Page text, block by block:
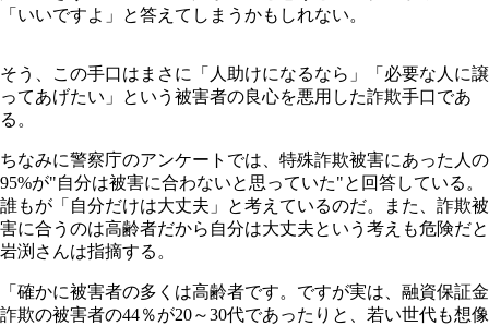
「いいですよ」と答えてしまうかもしれない。
そう、この手口はまさに「人助けになるなら」「必要な人に譲
ってあげたい」という被害者の良心を悪用した詐欺手口であ
る。
ちなみに警察庁のアンケートでは、特殊詐欺被害にあった人の
95%が"自分は被害に合わないと思っていた"と回答している。
誰もが「自分だけは大丈夫」と考えているのだ。また、詐欺被
害に合うのは高齢者だから自分は大丈夫という考えも危険だと
岩渕さんは指摘する。
「確かに被害者の多くは高齢者です。ですが実は、融資保証金
詐欺の被害者の44％が20～30代であったりと、若い世代も想像